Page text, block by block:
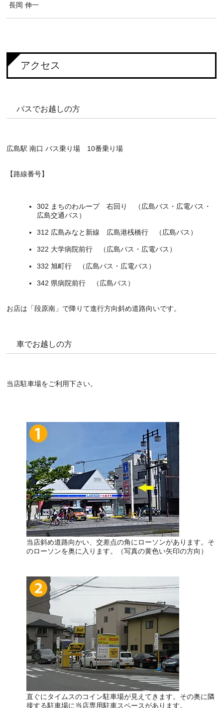
長岡 伸一
アクセス
バスでお越しの方
広島駅 南口 バス乗り場 10番乗り場
【路線番号】
302 まちのわループ 右回り （広島バス・広電バス・
広島交通バス）
312 広島みなと新線 広島港桟橋行 （広島バス）
322 大学病院前行 （広島バス・広電バス）
332 旭町行 （広島バス・広電バス）
342 県病院前行 （広島バス）
お店は「段原南」で降りて進行方向斜め道路向いです。
車でお越しの方
当店駐車場をご利用下さい。
当店斜め道路向かい、交差点の角にローソンがあります。そ
のローソンを奥に入ります。（写真の黄色い矢印の方向）
直ぐにタイムスのコイン駐車場が見えてきます。その奥に隣
接する駐車場に当店専用駐車スペースがあります。